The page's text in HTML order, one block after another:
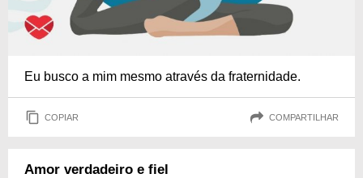
Eu busco a mim mesmo através da fraternidade.
COPIAR COMPARTILHAR
Amor verdadeiro e fiel